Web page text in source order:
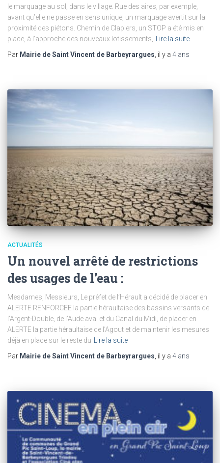
le marquage au sol, dans le village. Rue des aires, par exemple,
avant qu’elle ne passe en sens unique, un marquage avertit sur la
proximité des piétons. Chemin de Clapiers, un STOP a été mis en
place, à l’approche des nouveaux lotissements,
Lire la suite
Par Mairie de Saint Vincent de Barbeyrargues , il y a 4 ans
ACTUALITÉS
Un nouvel arrêté de restrictions
des usages de l’eau :
Mesdames, Messieurs, Le préfet de l’Hérault a décidé de placer en
ALERTE RENFORCEE la partie héraultaise des bassins versants de
l’Argent-Double, de l’Aude aval et du Canal du Midi, de placer en
ALERTE la partie héraultaise de l’Agout et de maintenir les mesures
déjà en place sur le reste du Lire la suite
Par Mairie de Saint Vincent de Barbeyrargues, il y a 4 ans